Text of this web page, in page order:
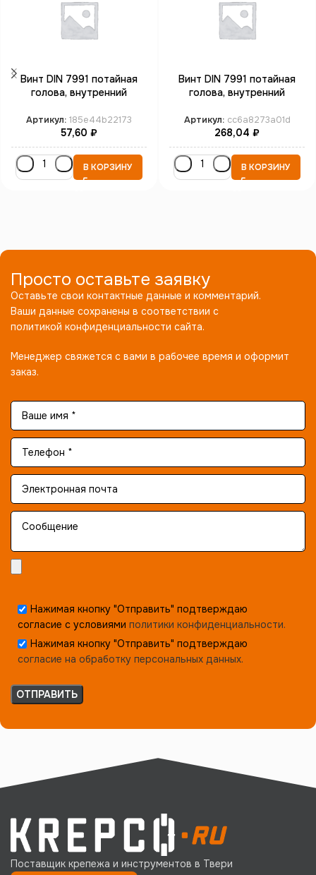
Винт DIN 7991 потайная
голова, внутренний
кл.пр. 10.9 бп
Артикул: 185e44b22173
57,60 ₽
В КОРЗИНУ
Винт DIN 7991 потайная
голова, внутренний
кл.пр. 10.9 бп
Артикул: cc6a8273a01d
268,04 ₽
В КОРЗИНУ
Просто оставьте заявку
Оставьте свои контактные данные и комментарий.
Ваши данные сохранены в соответствии с
политикой конфиденциальности сайта.
Менеджер свяжется с вами в рабочее время и оформит
заказ.
Нажимая кнопку "Отправить" подтверждаю
согласие с условиями политики конфиденциальности.
Нажимая кнопку "Отправить" подтверждаю
согласие на обработку персональных данных.
Поставщик крепежа и инструментов в Твери